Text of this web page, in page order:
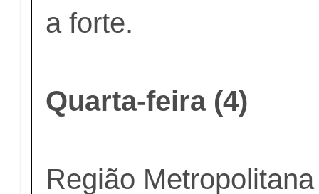
a forte.
Quarta-feira (4)
Região